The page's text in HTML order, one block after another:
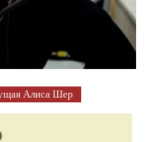
Алиса Шер